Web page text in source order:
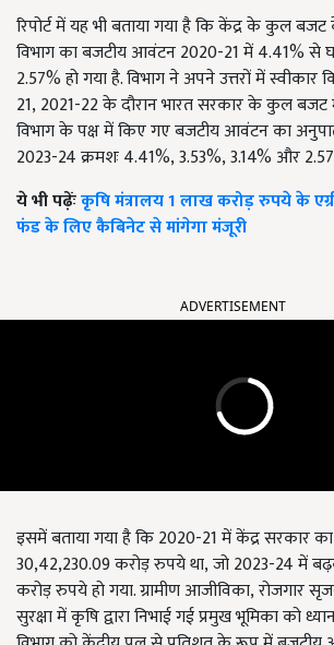
रिपोर्ट में यह भी बताया गया है कि केंद्र के कुल
विभाग का बजटीय आवंटन 2020-21 में 4.41% से
2.57% हो गया है. विभाग ने अपने उत्तरों में स्वीकार
21,2021-22 के दौरान भारत सरकार के कुल
विभाग के पक्ष में किए गए बजटीय आवंटन का
2023-24 क्रमशः 4.41%,3.53%,3.14% और
ये भी पढ़ेंःकृषि मंत्रालय 1 लाख करोड़ रुपये के
फंड के लिए कैबिनेट से मांगेगा मंजूरी
ADVERTISEMENT
इसमें बताया गया है कि 2020-21 में केंद्र सरकार
30,42,230.09 करोड़ रुपये था,जो 2023-24 में
करोड़ रुपये हो गया. ग्रामीण आजीविका,रोजगार
सुरक्षा में कृषि द्वारा निभाई गई प्रमुख भूमिका को